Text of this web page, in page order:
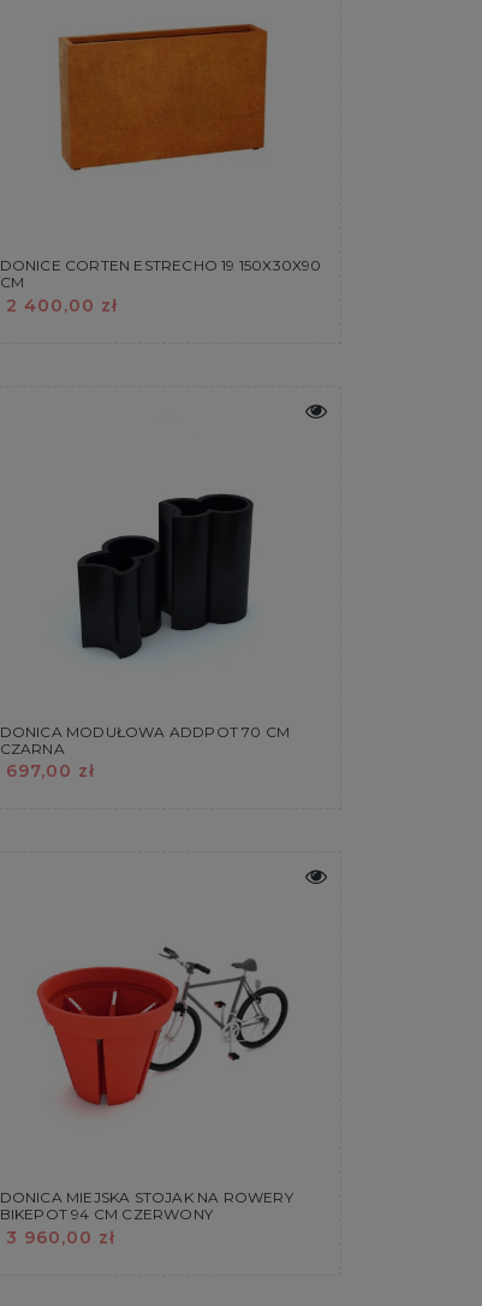
DONICE CORTEN ESTRECHO 19 150X30X90
CM
2 400,00 zł
DONICA MODUŁOWA ADDPOT 70 CM
CZARNA
697,00 zł
DONICA MIEJSKA STOJAK NA ROWERY
BIKEPOT 94 CM CZERWONY
3 960,00 zł